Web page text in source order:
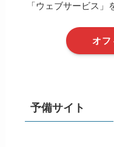
「ウェブサービス」
オフ
予備サイト